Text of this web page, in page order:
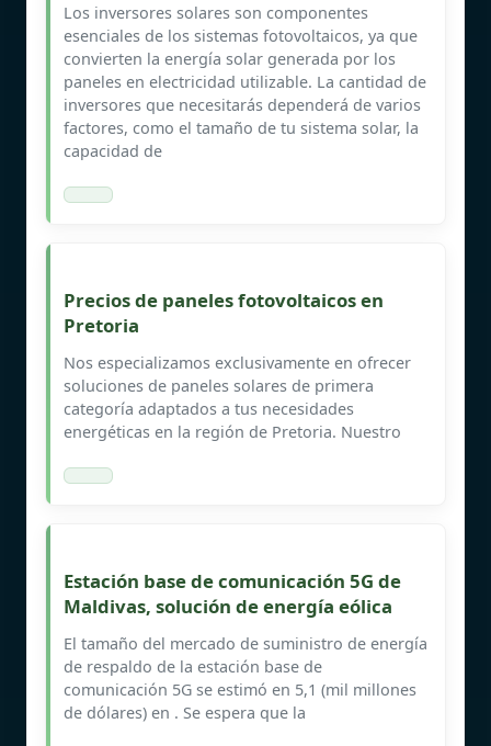
Los inversores solares son componentes
esenciales de los sistemas fotovoltaicos, ya que
convierten la energía solar generada por los
paneles en electricidad utilizable. La cantidad de
inversores que necesitarás dependerá de varios
factores, como el tamaño de tu sistema solar, la
capacidad de
Precios de paneles fotovoltaicos en
Pretoria
Nos especializamos exclusivamente en ofrecer
soluciones de paneles solares de primera
categoría adaptados a tus necesidades
energéticas en la región de Pretoria. Nuestro
Estación base de comunicación 5G de
Maldivas, solución de energía eólica
El tamaño del mercado de suministro de energía
de respaldo de la estación base de
comunicación 5G se estimó en 5,1 (mil millones
de dólares) en . Se espera que la